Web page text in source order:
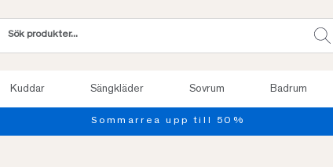
Kuddar Sängkläder Sovrum Badrum